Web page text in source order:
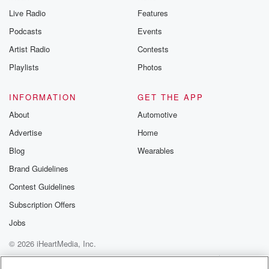
Live Radio
Podcasts
Artist Radio
Playlists
Features
Events
Contests
Photos
INFORMATION
About
Advertise
Blog
Brand Guidelines
Contest Guidelines
Subscription Offers
Jobs
GET THE APP
Automotive
Home
Wearables
© 2026 iHeartMedia, Inc.
Help
Privacy Policy
Your Privacy Choices